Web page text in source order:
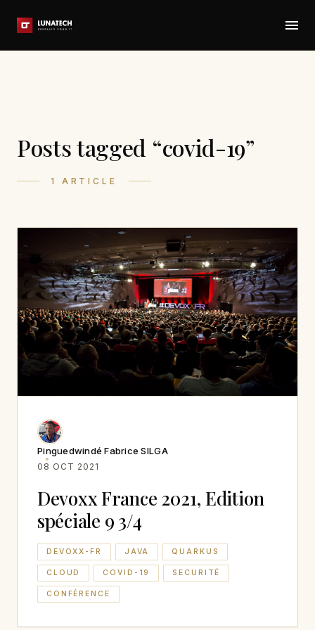
Posts tagged “covid-19”
1 ARTICLE
Pinguedwindé Fabrice SILGA
08 OCT 2021
Devoxx France 2021, Edition
spéciale 9 3/4
DEVOXX-FR JAVA QUARKUS
CLOUD COVID-19 SECURITÉ
CONFÉRENCE